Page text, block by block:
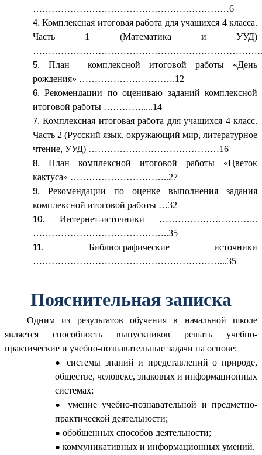
………………………………………………………6
Комплексная итоговая работа для учащихся 4 класса.
Часть 1 (Математика и УУД)
План комплексной итоговой работы «День
рождения» ………………………….12
Рекомендации по оцениваю заданий комплексной
итоговой работы ………….....14
Комплексная итоговая работа для учащихся 4 класс.
Часть 2 (Русский язык, окружающий мир, литературное
чтение, УУД) ……………………………………16
План комплексной итоговой работы «Цветок
кактуса» …………………………..27
Рекомендации по оценке выполнения задания
комплексной итоговой работы …32
Интернет-источники …………………………..
……………………………………..35
Библиографические источники
……………………………………………………...35
Пояснительная записка
Одним из результатов обучения в начальной школе
является способность выпускников решать учебно-
практические и учебно-познавательные задачи на основе:
системы знаний и представлений о природе,
обществе, человеке, знаковых и информационных
системах;
умение учебно-познавательной и предметно-
практической деятельности;
обобщенных способов деятельности;
коммуникативных и информационных умений.